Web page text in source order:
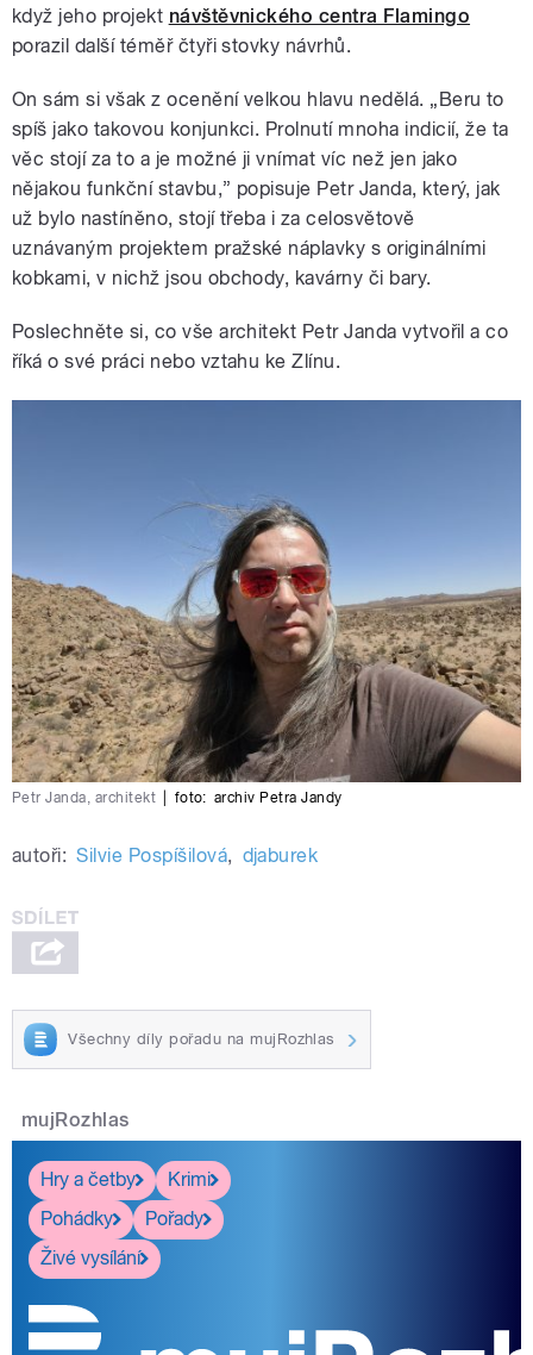
když jeho projekt návštěvnického centra Flamingo
porazil další téměř čtyři stovky návrhů.
On sám si však z ocenění velkou hlavu nedělá. „Beru to
spíš jako takovou konjunkci. Prolnutí mnoha indicií, že ta
věc stojí za to a je možné ji vnímat víc než jen jako
nějakou funkční stavbu,” popisuje Petr Janda, který, jak
už bylo nastíněno, stojí třeba i za celosvětově
uznávaným projektem pražské náplavky s originálními
kobkami, v nichž jsou obchody, kavárny či bary.
Poslechněte si, co vše architekt Petr Janda vytvořil a co
říká o své práci nebo vztahu ke Zlínu.
Petr Janda, architekt foto: archiv Petra Jandy
autoři: Silvie Pospíšilová, djaburek
Všechny díly pořadu na mujRozhlas
mujRozhlas
Hry a četby
Krimi
Pohádky
Pořady
Živé vysílání